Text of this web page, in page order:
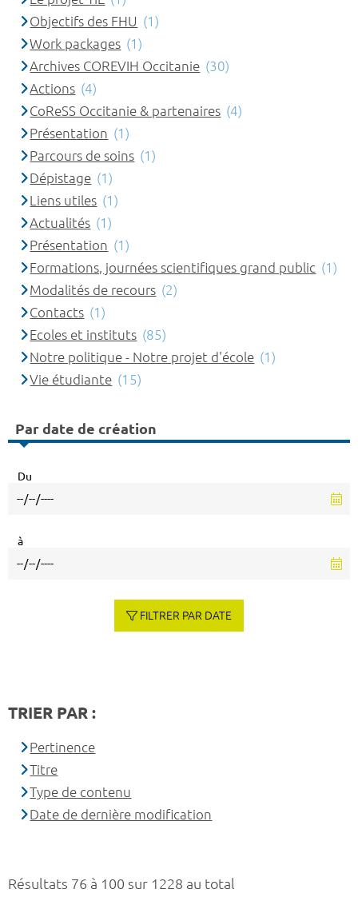
Résultats 76 à 100 sur 1228 au total
Objectifs des FHU (1)
Work packages (1)
Archives COREVIH Occitanie (30)
Actions (4)
CoReSS Occitanie & partenaires (4)
Présentation (1)
Parcours de soins (1)
Dépistage (1)
Liens utiles (1)
Actualités (1)
Présentation (1)
Formations, journées scientifiques grand public (1)
Modalités de recours (2)
Contacts (1)
Ecoles et instituts (85)
Notre politique - Notre projet d'école (1)
Vie étudiante (15)
Par date de création
Du
à
FILTRER PAR DATE
TRIER PAR :
Pertinence
Titre
Type de contenu
Date de dernière modification